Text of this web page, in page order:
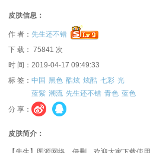
皮肤信息：
作 者： 先生还不错
下 载： 75841 次
时 间：2019-04-17 09:49:33
标 签： 中国 黑色 酷炫 炫酷 七彩 光
蓝紫 潮流 先生还不错 青色 蓝色
分 享：
皮肤简介：